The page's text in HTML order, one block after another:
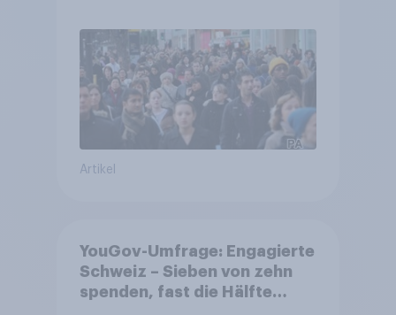
Artikel
YouGov-Umfrage: Engagierte
Schweiz – Sieben von zehn
spenden, fast die Hälfte